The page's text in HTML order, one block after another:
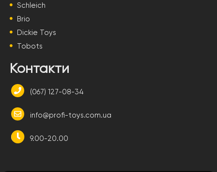
Schleich
Brio
Dickie Toys
Tobots
Контакти
(067) 127-08-34
info@profi-toys.com.ua
9.00-20.00